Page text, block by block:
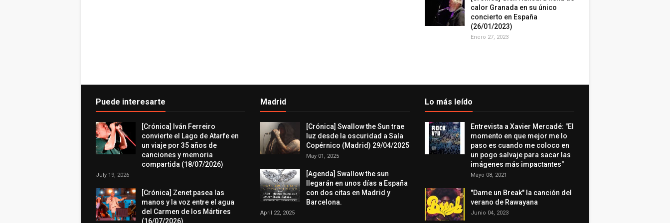
calor Granada en su único
concierto en España
(26/01/2023)
Enero 27, 2023
Puede interesarte
[Crónica] Iván Ferreiro
convierte el Lago de Atarfe en
un viaje por 35 años de
canciones y memoria
compartida (18/07/2026)
July 19, 2026
[Crónica] Zenet pasea las
manos y la voz entre el agua
del Carmen de los Mártires
(16/07/2026)
Madrid
[Crónica] Swallow the Sun trae
luz desde la oscuridad a Sala
Copérnico (Madrid) 29/04/2025
May 01, 2025
[Agenda] Swallow the sun
llegarán en unos días a España
con dos citas en Madrid y
Barcelona.
April 22, 2025
Lo más leído
Entrevista a Xavier Mercadé: "El
momento en que mejor me lo
paso es cuando me coloco en
un pogo salvaje para sacar las
imágenes más impactantes"
Mayo 08, 2021
"Dame un Break" la canción del
verano de Rawayana
Junio 04, 2023